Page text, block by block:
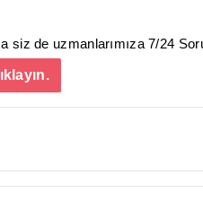
siz de uzmanlarımıza 7/24